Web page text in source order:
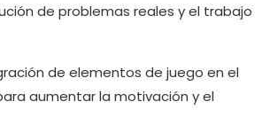
de problemas reales y el trabajo
de elementos de juego en el
aumentar la motivación y el